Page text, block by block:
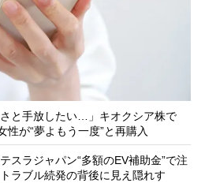
さと手放したい…」キオクシア株で
が“夢よもう一度”と再購入
スラジャパン“多額のEV補助金”で注
ラブル続発の背後に見え隠れす